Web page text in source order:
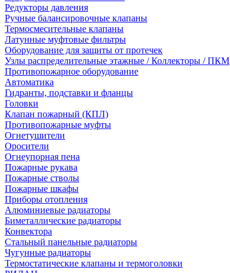
Редукторы давления
Ручные балансировочные клапаны
Термосмесительные клапаны
Латунные муфтовые фильтры
Оборудование для защиты от протечек
Узлы распределительные этажные / Коллекторы / ПКМ
Противопожарное оборудование
Автоматика
Гидранты, подставки и фланцы
Головки
Клапан пожарный (КПЛ)
Противопожарные муфты
Огнетушители
Оросители
Огнеупорная пена
Пожарные рукава
Пожарные стволы
Пожарные шкафы
Приборы отопления
Алюминиевые радиаторы
Биметаллические радиаторы
Конвектора
Стальный панельные радиаторы
Чугунные радиаторы
Термостатические клапаны и термоголовки